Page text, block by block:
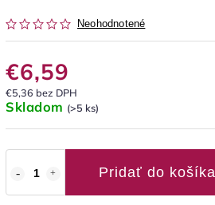
Neohodnotené
€6,59
€5,36 bez DPH
Skladom (>5 ks)
Pridať do košíka